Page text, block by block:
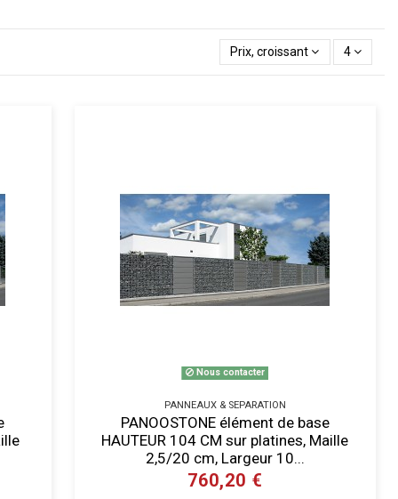
Prix, croissant 4
Nous contacter
PANNEAUX & SEPARATION
PANOOSTONE élément de base
HAUTEUR 104 CM sur platines, Maille
2,5/20 cm, Largeur 10...
760,20 €